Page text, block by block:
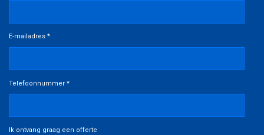
E-mailadres *
Telefoonnummer *
Ik ontvang graag een offerte